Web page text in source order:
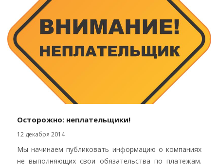
Осторожно: неплательщики!
12 декабря 2014
Мы начинаем публиковать информацию о компаниях
не выполняющих свои обязательства по платежам.